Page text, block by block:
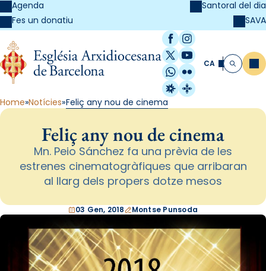
Agenda
Fes un donatiu
Santoral del dia
SAVA
Facebook
Instagram
X / Twitter
YouTube
WhatsApp
Flickr
Radio Estel
Catalunya
CA Cerca
Home Notícies Feliç any nou de cinema
Feliç any nou de cinema
Mn. Peio Sánchez fa una prèvia de les
estrenes cinematogràfiques que arribaran
al llarg dels propers dotze mesos
03 Gen, 2018 Montse Punsoda